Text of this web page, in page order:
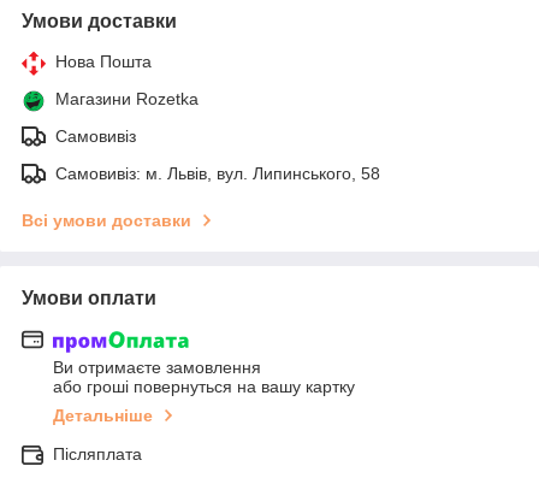
Умови доставки
Нова Пошта
Магазини Rozetka
Самовивіз
Самовивіз: м. Львів, вул. Липинського, 58
Всі умови доставки
Умови оплати
Ви отримаєте замовлення
або гроші повернуться на вашу картку
Детальніше
Післяплата